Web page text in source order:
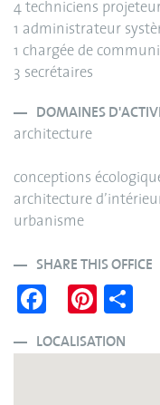
4 techniciens
1 administrateur
1 chargée de
3 secrétaires
DOMAINES
architecture
conceptions
architecture
urbanisme
SHARE THIS OFFICE
Fa
ce
bo
Pi
nt
er re
LOCALISATION